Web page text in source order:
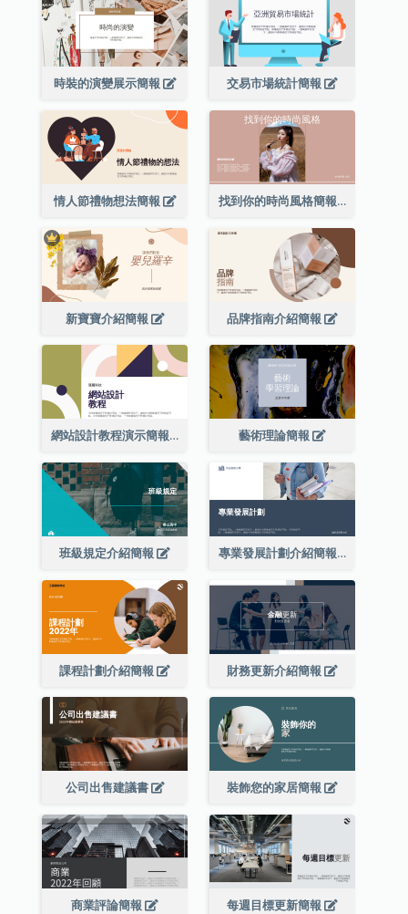
時裝的演變展示簡報 交易市場統計簡報
情人節禮物想法簡報 找到你的時尚風格簡報
新寶寶介紹簡報 品牌指南介紹簡報
網站設計教程演示簡報 藝術理論簡報
班級規定介紹簡報 專業發展計劃介紹簡報
課程計劃介紹簡報 財務更新介紹簡報
公司出售建議書 裝飾您的家居簡報
商業評論簡報 每週目標更新簡報